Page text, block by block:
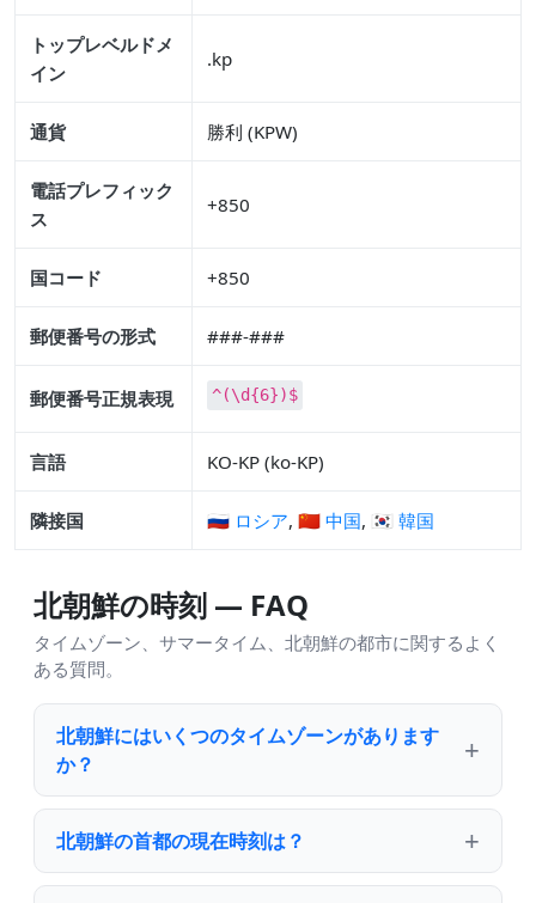
トップレベルドメ
イン
.kp
通貨 勝利 (KPW)
電話プレフィック
ス
+850
国コード +850
郵便番号の形式 ###-###
郵便番号正規表現 ^(\d{6})$
言語 KO-KP (ko-KP)
隣接国 🇷🇺 ロシア, 🇨🇳 中国, 🇰🇷 韓国
北朝鮮の時刻 — FAQ
タイムゾーン、サマータイム、北朝鮮の都市に関するよく
ある質問。
北朝鮮にはいくつのタイムゾーンがあります
か？
北朝鮮の首都の現在時刻は？